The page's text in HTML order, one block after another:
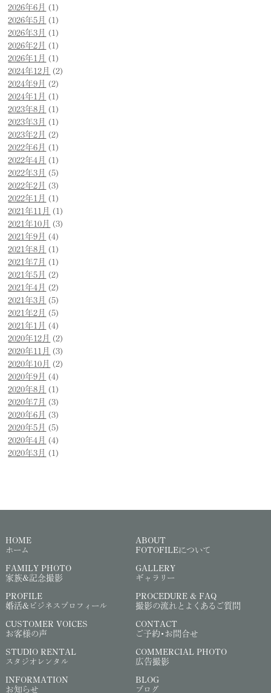
2026年6月 (1)
2026年5月 (1)
2026年3月 (1)
2026年2月 (1)
2026年1月 (1)
2024年12月 (2)
2024年9月 (2)
2024年1月 (1)
2023年8月 (1)
2023年3月 (1)
2023年2月 (2)
2022年6月 (1)
2022年4月 (1)
2022年3月 (5)
2022年2月 (3)
2022年1月 (1)
2021年11月 (1)
2021年10月 (3)
2021年9月 (4)
2021年8月 (1)
2021年7月 (1)
2021年5月 (2)
2021年4月 (2)
2021年3月 (5)
2021年2月 (5)
2021年1月 (4)
2020年12月 (2)
2020年11月 (3)
2020年10月 (2)
2020年9月 (4)
2020年8月 (1)
2020年7月 (3)
2020年6月 (3)
2020年5月 (5)
2020年4月 (4)
2020年3月 (1)
HOME
ホーム
ABOUT
FOTOFILEについて
FAMILY PHOTO
家族&記念撮影
GALLERY
ギャラリー
PROFILE
婚活&ビジネスプロフィール
PROCEDURE & FAQ
撮影の流れとよくあるご質問
CUSTOMER VOICES
お客様の声
CONTACT
ご予約・お問合せ
STUDIO RENTAL
スタジオレンタル
COMMERCIAL PHOTO
広告撮影
INFORMATION
お知らせ
BLOG
ブログ